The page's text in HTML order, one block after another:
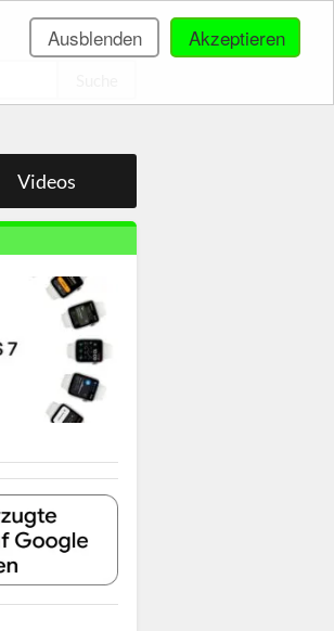
Akzeptieren
Ausblenden
Videos